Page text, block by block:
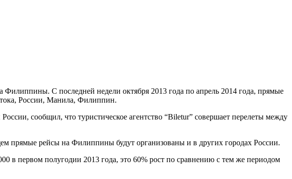
Филиппины. С последней недели октября 2013 года по апрель 2014 года, прямые
России, Манила, Филиппин.
сообщил, что туристическое агентство “Biletur” совершает перелеты между
прямые рейсы на Филиппины будут организованы и в других городах России.
в первом полугодии 2013 года, это 60% рост по сравнению с тем же периодом